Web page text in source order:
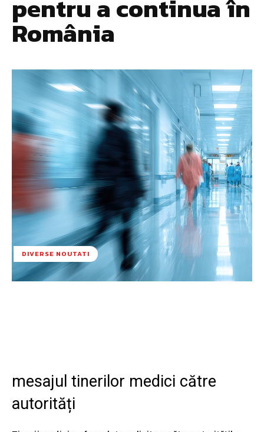
pentru a continua în
România
DIVERSE NOUTATI
mesajul tinerilor medici către
autorități